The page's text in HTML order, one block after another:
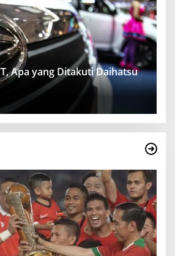
Apa yang Ditakuti Daihatsu